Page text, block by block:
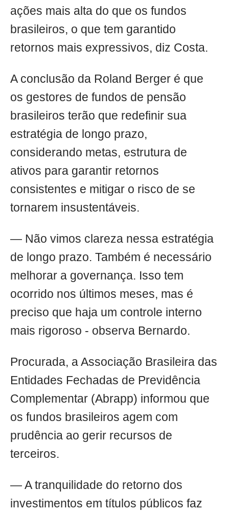
ações mais alta do que os fundos
brasileiros, o que tem garantido
retornos mais expressivos, diz Costa.
A conclusão da Roland Berger é que
os gestores de fundos de pensão
brasileiros terão que redefinir sua
estratégia de longo prazo,
considerando metas, estrutura de
ativos para garantir retornos
consistentes e mitigar o risco de se
tornarem insustentáveis.
— Não vimos clareza nessa estratégia
de longo prazo. Também é necessário
melhorar a governança. Isso tem
ocorrido nos últimos meses, mas é
preciso que haja um controle interno
mais rigoroso - observa Bernardo.
Procurada, a Associação Brasileira das
Entidades Fechadas de Previdência
Complementar (Abrapp) informou que
os fundos brasileiros agem com
prudência ao gerir recursos de
terceiros.
— A tranquilidade do retorno dos
investimentos em títulos públicos faz